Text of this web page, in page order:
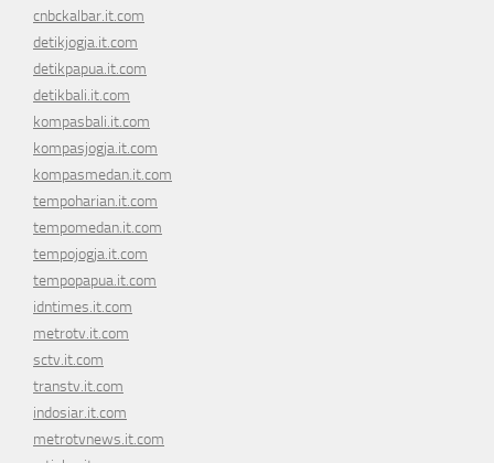
cnbckalbar.it.com
detikjogja.it.com
detikpapua.it.com
detikbali.it.com
kompasbali.it.com
kompasjogja.it.com
kompasmedan.it.com
tempoharian.it.com
tempomedan.it.com
tempojogja.it.com
tempopapua.it.com
idntimes.it.com
metrotv.it.com
sctv.it.com
transtv.it.com
indosiar.it.com
metrotvnews.it.com